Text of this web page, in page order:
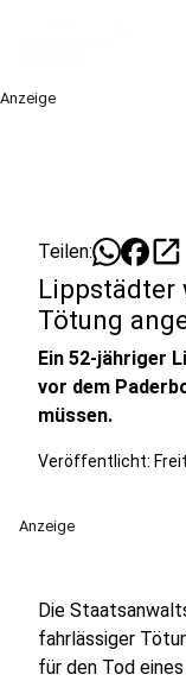
Anzeige
Teilen: open_in_new
Lippstädter
Tötung
Ein 52-jähriger
vor dem
müssen.
Veröffentlicht:
Anzeige
Die
fahrlässiger
für den Tod